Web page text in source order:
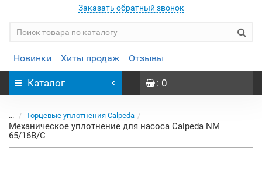
Заказать обратный звонок
Новинки Хиты продаж Отзывы
Каталог : 0
... Торцевые уплотнения Calpeda
Механическое уплотнение для насоса Calpeda NM
65/16B/C